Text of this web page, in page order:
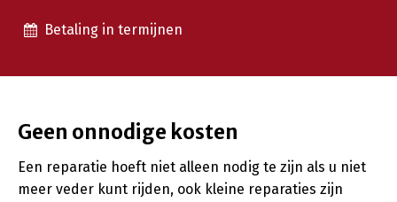
Betaling in termijnen
Geen onnodige kosten
Een reparatie hoeft niet alleen nodig te zijn als u niet
meer veder kunt rijden, ook kleine reparaties zijn